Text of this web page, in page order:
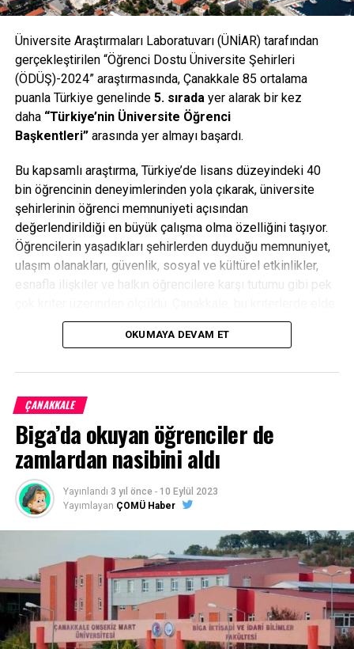
Facebook
Mastodon
EmailShare
İLIŞKILI BAŞLIKLAR:
BIR SONRAKI
100. Yıla 96 Milyon Ödenek Çıktı
KAÇIRMAYIN
Bayramiç’te Dere Taştı
Üniversite Araştırmaları Laboratuvarı (ÜNİAR) tarafından
gerçekleştirilen “Öğrenci Dostu Üniversite Şehirleri
(ÖDÜŞ)-2024” araştırmasında, Çanakkale 85 ortalama
puanla Türkiye genelinde 5. sıradayer alarak bir kez
daha “Türkiye’nin Üniversite Öğrenci
Başkentleri”arasında yer almayı başardı.
Bu kapsamlı araştırma, Türkiye’de lisans düzeyindeki 40
bin öğrencinin deneyimlerinden yola çıkarak, üniversite
şehirlerinin öğrenci memnuniyeti açısından
değerlendirildiği en büyük çalışma olma özelliğini taşıyor.
Öğrencilerin yaşadıkları şehirlerden duyduğu memnuniyet,
ulaşım olanakları, güvenlik, sosyal ve kültürel etkinlikler,
esnafla ilişkiler ve halkın öğrencilere karşı tutumu gibi pek
ettiği yüksek memnuniyet düzeyiyle A+ seviyesinde yer
Facebook
Mastodon
EmailShare
OKUMAYA DEVAM ET
ÇANAKKALE
Biga’da okuyan öğrenciler de
zamlardan nasibini aldı
Yayınlandı 3 yıl önce - 10 Eylül 2023
Yayımlayan ÇOMÜ Haber